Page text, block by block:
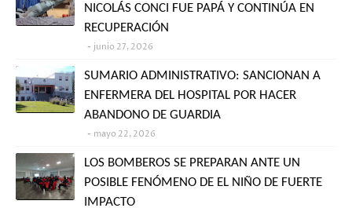
NICOLÁS CONCI FUE PAPÁ Y CONTINÚA EN
RECUPERACIÓN
junio 27, 2026
SUMARIO ADMINISTRATIVO: SANCIONAN A
ENFERMERA DEL HOSPITAL POR HACER
ABANDONO DE GUARDIA
mayo 22, 2026
LOS BOMBEROS SE PREPARAN ANTE UN
POSIBLE FENÓMENO DE EL NIÑO DE FUERTE
IMPACTO